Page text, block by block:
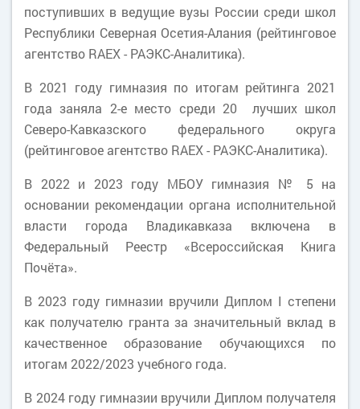
поступивших в ведущие вузы России среди школ
Республики Северная Осетия-Алания (рейтинговое
агентство RAEX - РАЭКС-Аналитика).
В 2021 году гимназия по итогам рейтинга 2021
года заняла 2-е место среди 20 лучших школ
Северо-Кавказского федерального округа
(рейтинговое агентство RAEX - РАЭКС-Аналитика).
В 2022 и 2023 году МБОУ гимназия № 5 на
основании рекомендации органа исполнительной
власти города Владикавказа включена в
Федеральный Реестр «Всероссийская Книга
Почёта».
В 2023 году гимназии вручили Диплом I степени
как получателю гранта за значительный вклад в
качественное образование обучающихся по
итогам 2022/2023 учебного года.
В 2024 году гимназии вручили Диплом получателя